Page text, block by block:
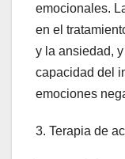
emocionales.
en el
y la ansiedad,
capacidad del
emociones
3. Terapia de